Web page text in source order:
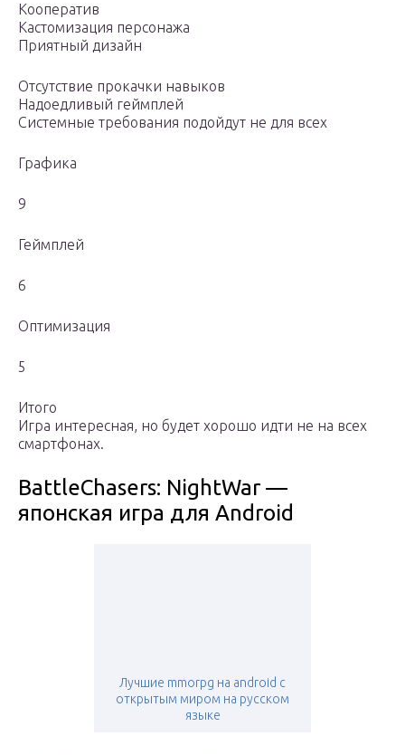
Кооператив
Кастомизация персонажа
Приятный дизайн
Отсутствие прокачки навыков
Надоедливый геймплей
Системные требования подойдут не для всех
Графика
9
Геймплей
6
Оптимизация
5
Итого
Игра интересная, но будет хорошо идти не на всех
смартфонах.
BattleChasers: NightWar —
японская игра для Android
Лучшие mmorpg на android с
открытым миром на русском
языке